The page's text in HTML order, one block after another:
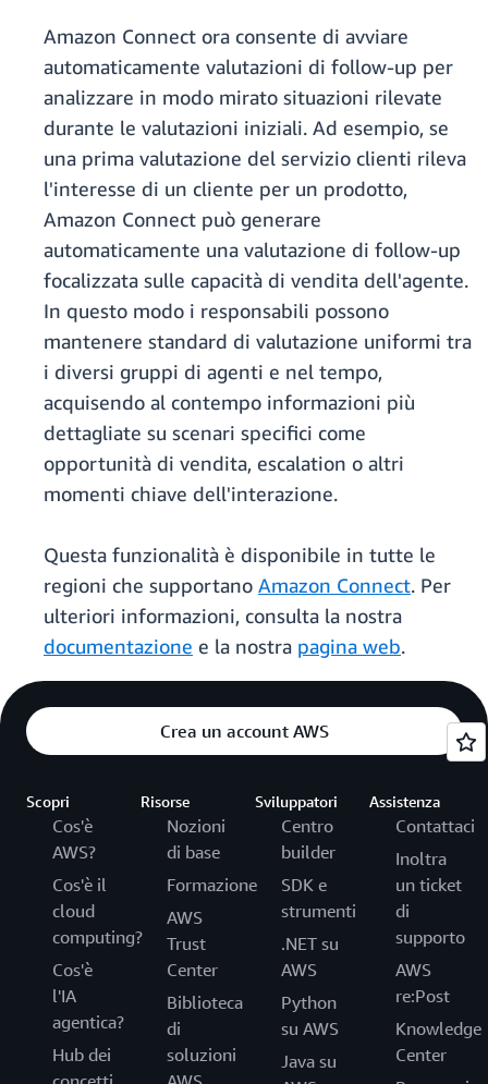
Amazon Connect ora consente di avviare
automaticamente valutazioni di follow-up per
analizzare in modo mirato situazioni rilevate
durante le valutazioni iniziali. Ad esempio, se
una prima valutazione del servizio clienti rileva
l'interesse di un cliente per un prodotto,
Amazon Connect può generare
automaticamente una valutazione di follow-up
focalizzata sulle capacità di vendita dell'agente.
In questo modo i responsabili possono
mantenere standard di valutazione uniformi tra
i diversi gruppi di agenti e nel tempo,
acquisendo al contempo informazioni più
dettagliate su scenari specifici come
opportunità di vendita, escalation o altri
momenti chiave dell'interazione.
Questa funzionalità è disponibile in tutte le
regioni che supportano Amazon Connect. Per
ulteriori informazioni, consulta la nostra
documentazione e la nostra pagina web.
Crea un account AWS
Scopri
Cos'è
AWS?
Cos'è il
cloud
computing?
Cos'è
l'IA
agentica?
Hub dei
Risorse
Nozioni
di base
Formazione
AWS
Trust
Center
Biblioteca
di
soluzioni
Sviluppatori
Centro
builder
SDK e
strumenti
.NET su
AWS
Python
su AWS
Java su
Assistenza
Contattaci
Inoltra
un ticket
di
supporto
AWS
re:Post
Knowledge
Center